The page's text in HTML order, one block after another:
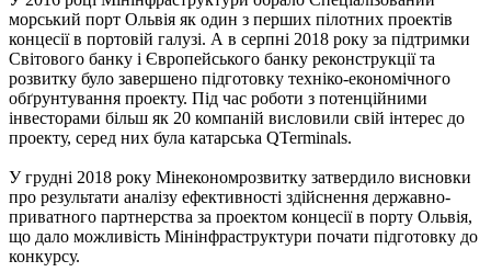
морський порт Ольвія як один з перших пілотних проектів
концесії в портовій галузі. А в серпні 2018 року за підтримки
Світового банку і Європейського банку реконструкції та
розвитку було завершено підготовку техніко-економічного
обґрунтування проекту. Під час роботи з потенційними
інвесторами більш як 20 компаній висловили свій інтерес до
проекту, серед них була катарська QTerminals.
У грудні 2018 року Мінекономрозвитку затвердило висновки
про результати аналізу ефективності здійснення державно-
приватного партнерства за проектом концесії в порту Ольвія,
що дало можливість Мінінфраструктури почати підготовку до
конкурсу.